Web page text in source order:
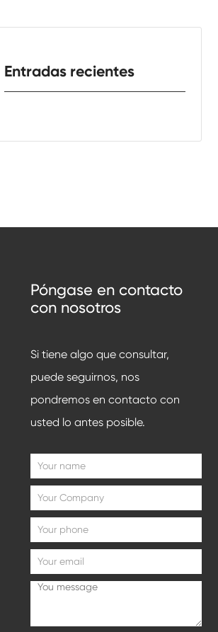
Entradas recientes
Póngase en contacto
con nosotros
Si tiene algo que consultar,
puede seguirnos, nos
pondremos en contacto con
usted lo antes posible.